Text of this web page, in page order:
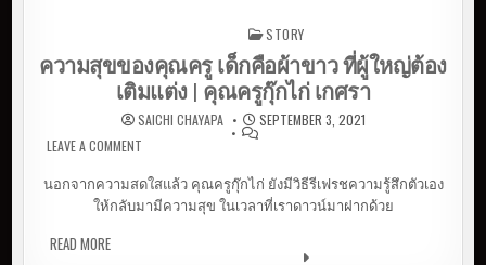
STORY
ความสุขของคุณครู เด็กคือผ้าขาว ที่ผู้ใหญ่ต้อง
เติมแต่ง | คุณครูกุ๊กไก่ เกศรา
SAICHI CHAYAPA
SEPTEMBER 3, 2021
LEAVE A COMMENT ON ความสุขของคุณครู เด็กคือผ้าขาว ที่ผู้ใหญ่ต้องเติม
นอกจากความสดใสแล้ว คุณครูกุ๊กไก่ ยังมีวิธีรีเฟรชความรู้สึกตัวเอง
ให้กลับมามีความสุข ในเวลาที่เราดาวน์มาฝากด้วย
READ MOREความสุขของคุณครู เด็กคือผ้าขาว ที่ผู้ใหญ่ต้องเติมแต่ง